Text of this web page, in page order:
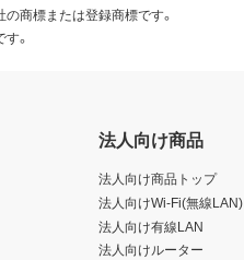
商標または登録商標です。
。
法人向け商品
法人向け商品トップ
法人向けWi-Fi(無線LAN)
法人向け有線LAN
法人向けルーター